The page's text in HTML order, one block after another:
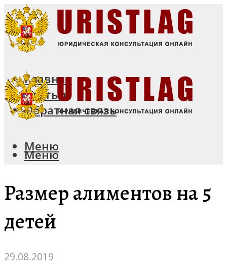
Главная
Статьи
Обратная связь
Меню
Меню
Размер алиментов на 5
детей
29.08.2019